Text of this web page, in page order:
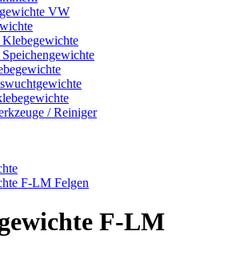
VW
/ Reiniger
F-LM Felgen
F-LM